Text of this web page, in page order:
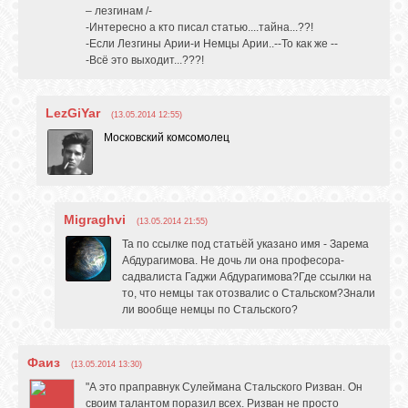
– лезгинам /-
-Интересно а кто писал статью....тайна...??!
-Если Лезгины Арии-и Немцы Арии..--То как же --
-Всё это выходит...???!
LezGiYar (13.05.2014 12:55)
Московский комсомолец
Migraghvi (13.05.2014 21:55)
Та по ссылке под статьёй указано имя - Зарема
Абдурагимова. Не дочь ли она професора-
садвалиста Гаджи Абдурагимова?Где ссылки на
то, что немцы так отозвалис о Стальском?Знали
ли вообще немцы по Стальского?
Фаиз (13.05.2014 13:30)
"А это праправнук Сулеймана Стальского Ризван. Он
своим талантом поразил всех. Ризван не просто